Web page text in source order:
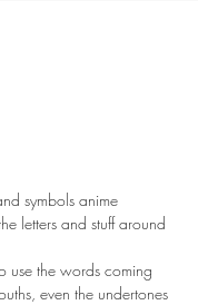
symbols anime
letters and stuff around
use the words coming
even the undertones